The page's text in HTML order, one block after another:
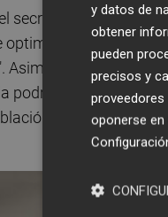
secretario general
optimizarán las
Asimismo, Pedrera
podrá variar,
en
y datos de
obtener
pueden
precisos y
proveedores
oponerse en